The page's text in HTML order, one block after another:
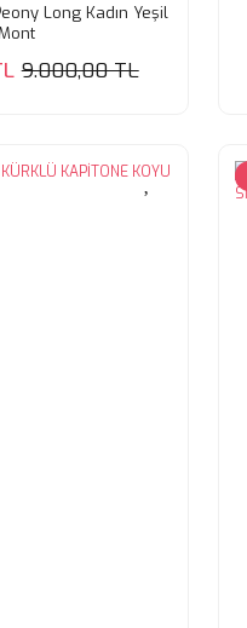
Long Kadın Yeşil
9.000,00 TL